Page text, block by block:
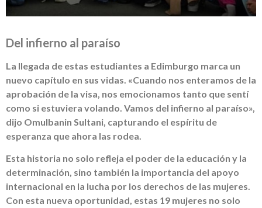
Del infierno al paraíso
La llegada de estas estudiantes a Edimburgo marca un
nuevo capítulo en sus vidas. «Cuando nos enteramos de la
aprobación de la visa, nos emocionamos tanto que sentí
como si estuviera volando. Vamos del infierno al paraíso»,
dijo Omulbanin Sultani, capturando el espíritu de
esperanza que ahora las rodea.
Esta historia no solo refleja el poder de la educación y la
determinación, sino también la importancia del apoyo
internacional en la lucha por los derechos de las mujeres.
Con esta nueva oportunidad, estas 19 mujeres no solo